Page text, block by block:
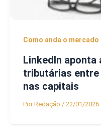
Como anda o mercado
LinkedIn aponta
tributárias entre
nas capitais
PorRedação / 22/01/2026